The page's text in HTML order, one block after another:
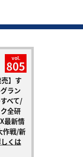
vol.
805
売】す
ラン
べて/
全研
最新情
作戦/新
くは